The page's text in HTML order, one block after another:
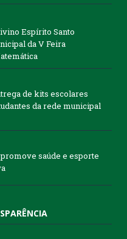
Espírito Santo
da V Feira
de kits escolares
da rede municipal
saúde e esporte